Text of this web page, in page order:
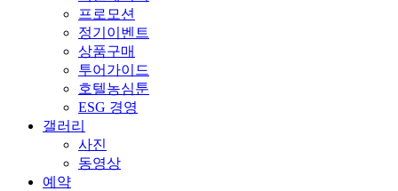
프로모션
정기이벤트
상품구매
투어가이드
호텔농심툰
ESG 경영
갤러리
사진
동영상
예약